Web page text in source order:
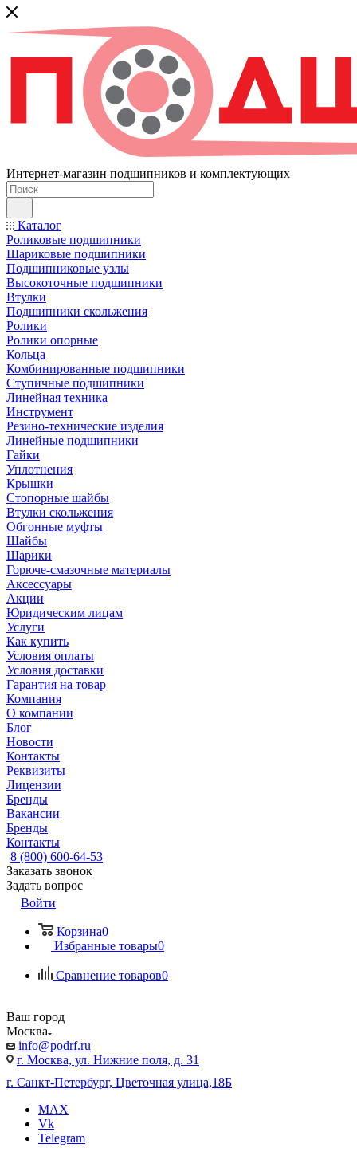
Интернет-магазин подшипников и комплектующих
Каталог
Роликовые подшипники
Шариковые подшипники
Подшипниковые узлы
Высокоточные подшипники
Втулки
Подшипники скольжения
Ролики
Ролики опорные
Кольца
Комбинированные подшипники
Ступичные подшипники
Линейная техника
Инструмент
Резино-технические изделия
Линейные подшипники
Гайки
Уплотнения
Крышки
Стопорные шайбы
Втулки скольжения
Обгонные муфты
Шайбы
Шарики
Горюче-смазочные материалы
Аксессуары
Акции
Юридическим лицам
Услуги
Как купить
Условия оплаты
Условия доставки
Гарантия на товар
Компания
О компании
Блог
Новости
Контакты
Реквизиты
Лицензии
Бренды
Вакансии
Бренды
Контакты
8 (800) 600-64-53
Заказать звонок
Задать вопрос
Войти
Корзина0
Избранные товары0
Сравнение товаров0
Ваш город
Москва
info@podrf.ru
г. Москва, ул. Нижние поля, д. 31
г. Санкт-Петербург, Цветочная улица,18Б
MAX
Vk
Telegram